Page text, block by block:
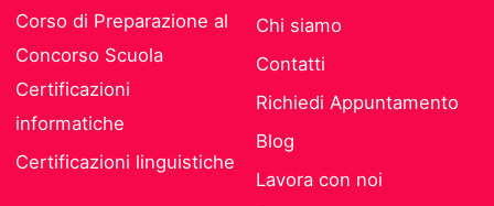
Corso di Preparazione al
Concorso Scuola
Certificazioni
informatiche
Certificazioni linguistiche
Chi siamo
Contatti
Richiedi Appuntamento
Blog
Lavora con noi